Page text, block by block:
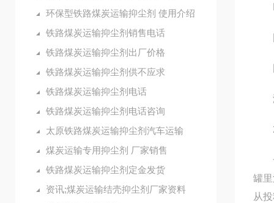
环保型铁路煤炭运输抑尘剂 使用介绍
铁路煤炭运输抑尘剂销售电话
铁路煤炭运输抑尘剂出厂价格
铁路煤炭运输抑尘剂供不应求
铁路煤炭运输抑尘剂电话
铁路煤炭运输抑尘剂电话咨询
太原铁路煤炭运输抑尘剂汽车运输
煤炭运输专用抑尘剂 厂家销售
铁路煤炭运输抑尘剂定金发货
资讯;煤炭运输结壳抑尘剂厂家资料
溶
2.
一
罐
从